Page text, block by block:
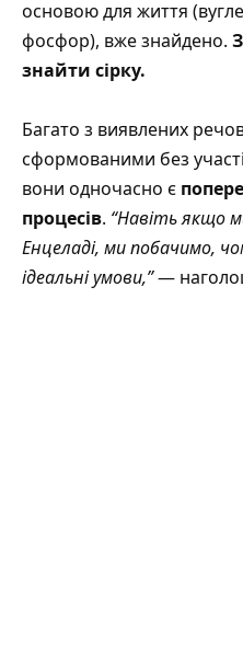
основою для життя
фосфор), вже знайдено.
знайти сірку.
Багато з виявлених
сформованими без
вони одночасно є
процесів. “Навіть якщо
Енцеладі, ми побачимо,
ідеальні умови,”—